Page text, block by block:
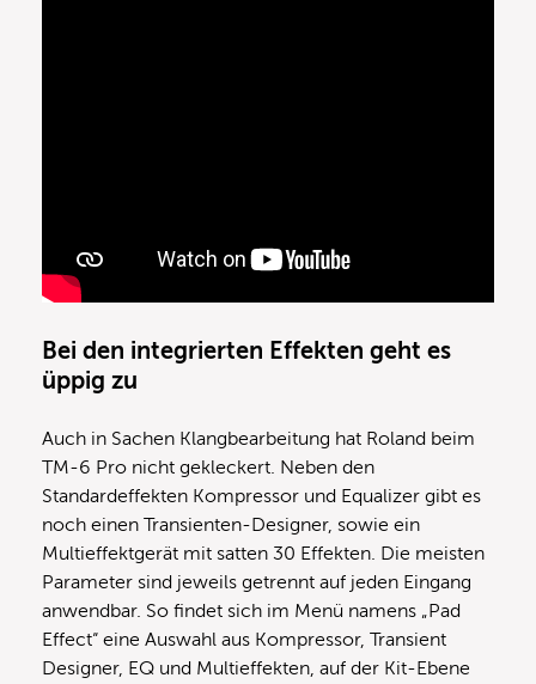
Bei den integrierten Effekten geht es
üppig zu
Auch in Sachen Klangbearbeitung hat Roland beim
TM-6 Pro nicht gekleckert. Neben den
Standardeffekten Kompressor und Equalizer gibt es
noch einen Transienten-Designer, sowie ein
Multieffektgerät mit satten 30 Effekten. Die meisten
Parameter sind jeweils getrennt auf jeden Eingang
anwendbar. So findet sich im Menü namens „Pad
Effect“ eine Auswahl aus Kompressor, Transient
Designer, EQ und Multieffekten, auf der Kit-Ebene